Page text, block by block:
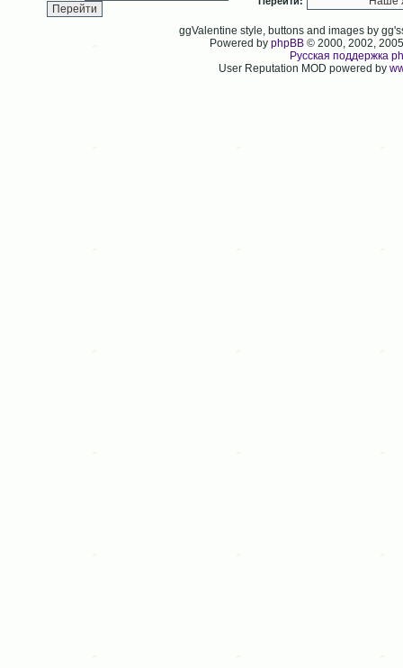
ggValentine style, buttons and images by
Powered byphpBB © 2000, 2002,
Русская поддержка
User Reputation MOD powered by